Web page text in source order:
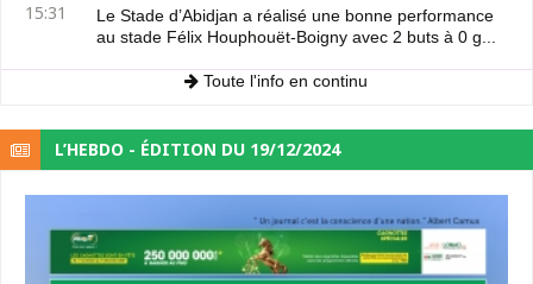
15:31
Le Stade d’Abidjan a réalisé une bonne performance
au stade Félix Houphouët-Boigny avec 2 buts à 0 g...
Toute l'info en continu
L’HEBDO - ÉDITION DU 19/12/2024